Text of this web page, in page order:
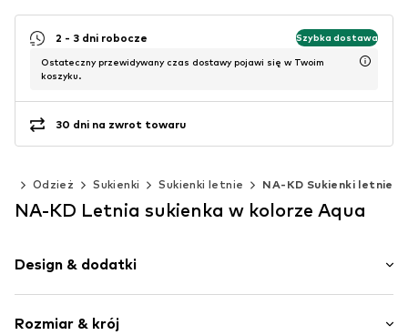
2 - 3 dni robocze Szybka dostawa
Ostateczny przewidywany czas dostawy pojawi się w Twoim
koszyku.
30 dni na zwrot towaru
Odzież Sukienki Sukienki letnie NA-KD Sukienki letnie
NA-KD Letnia sukienka w kolorze Aqua
Design & dodatki
Wiązanie na szyi
Rozmiar & krój